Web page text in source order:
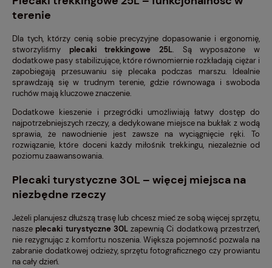
terenie
Dla tych, którzy cenią sobie precyzyjne dopasowanie i ergonomię,
stworzyliśmy plecaki trekkingowe 25L. Są wyposażone w
dodatkowe pasy stabilizujące, które równomiernie rozkładają ciężar i
zapobiegają przesuwaniu się plecaka podczas marszu. Idealnie
sprawdzają się w trudnym terenie, gdzie równowaga i swoboda
ruchów mają kluczowe znaczenie.
Dodatkowe kieszenie i przegródki umożliwiają łatwy dostęp do
najpotrzebniejszych rzeczy, a dedykowane miejsce na bukłak z wodą
sprawia, że nawodnienie jest zawsze na wyciągnięcie ręki. To
rozwiązanie, które doceni każdy miłośnik trekkingu, niezależnie od
poziomu zaawansowania.
Plecaki turystyczne 30L – więcej miejsca na
niezbędne rzeczy
Jeżeli planujesz dłuższą trasę lub chcesz mieć ze sobą więcej sprzętu,
nasze plecaki turystyczne 30Lzapewnią Ci dodatkową przestrzeń,
nie rezygnując z komfortu noszenia. Większa pojemność pozwala na
zabranie dodatkowej odzieży, sprzętu fotograficznego czy prowiantu
na cały dzień.